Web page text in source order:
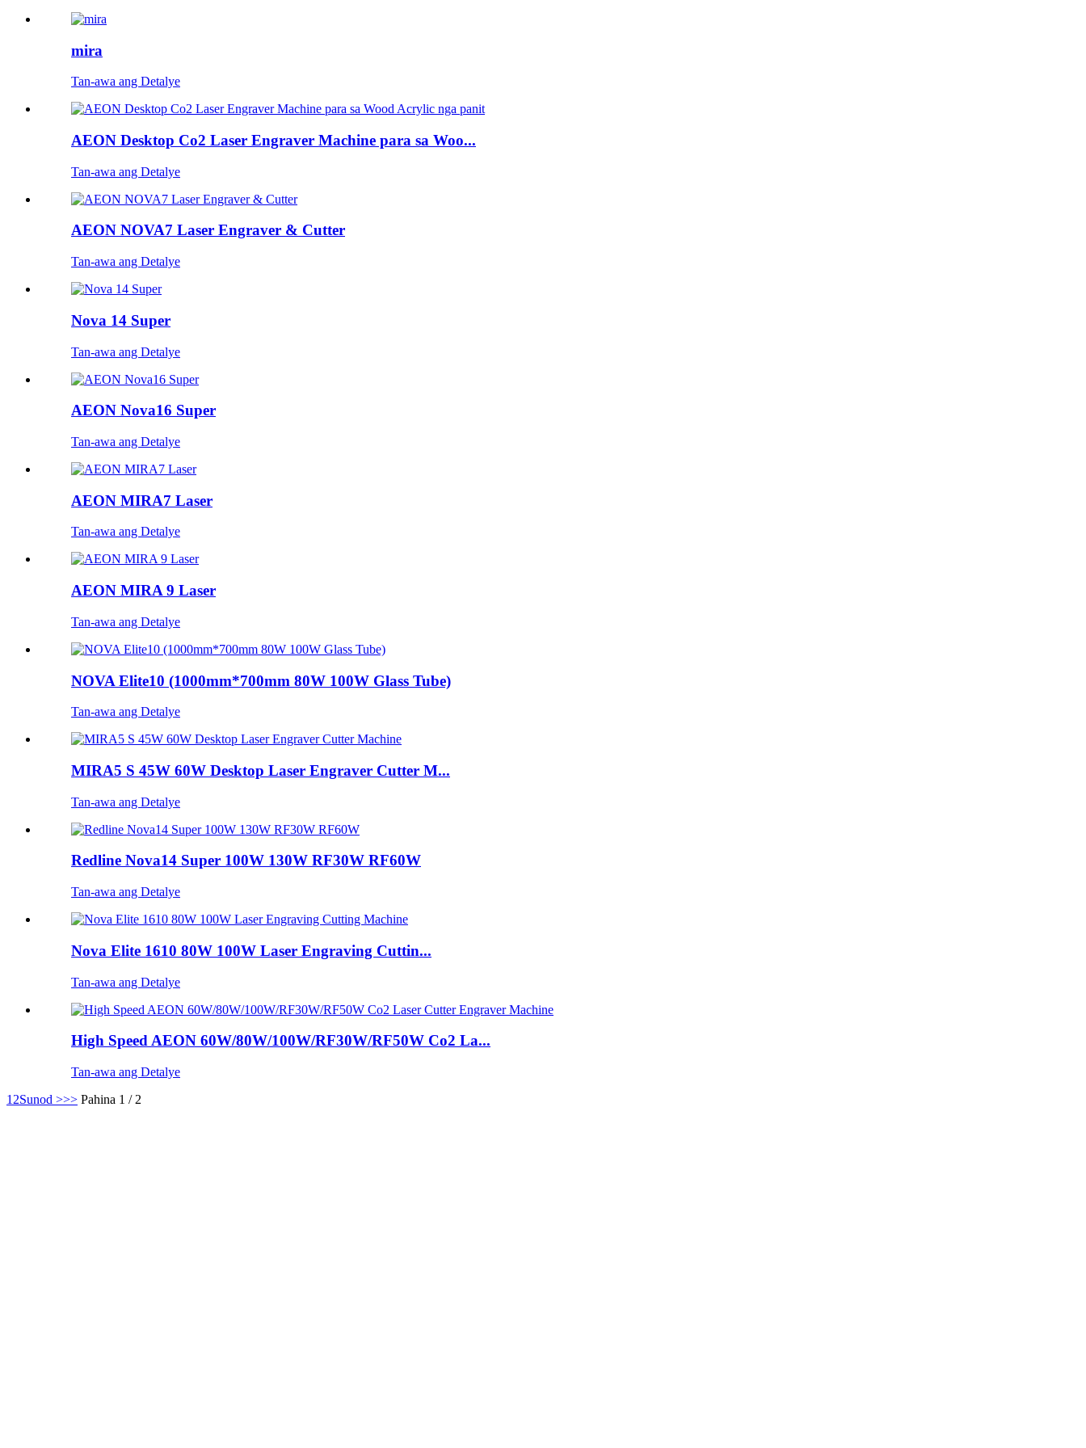
mira
Tan-awa ang Detalye
AEON Desktop Co2 Laser Engraver Machine para sa Woo...
Tan-awa ang Detalye
AEON NOVA7 Laser Engraver & Cutter
Tan-awa ang Detalye
Nova 14 Super
Tan-awa ang Detalye
AEON Nova16 Super
Tan-awa ang Detalye
AEON MIRA7 Laser
Tan-awa ang Detalye
AEON MIRA 9 Laser
Tan-awa ang Detalye
NOVA Elite10 (1000mm*700mm 80W 100W Glass Tube)
Tan-awa ang Detalye
MIRA5 S 45W 60W Desktop Laser Engraver Cutter M...
Tan-awa ang Detalye
Redline Nova14 Super 100W 130W RF30W RF60W
Tan-awa ang Detalye
Nova Elite 1610 80W 100W Laser Engraving Cuttin...
Tan-awa ang Detalye
High Speed ​​AEON 60W/80W/100W/RF30W/RF50W Co2 La...
Tan-awa ang Detalye
1 2Sunod >>> Pahina 1 / 2